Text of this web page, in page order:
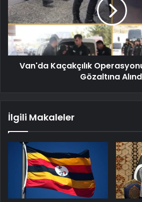
Van'da Kaçakçılık
Gözaltına
İlgili Makaleler